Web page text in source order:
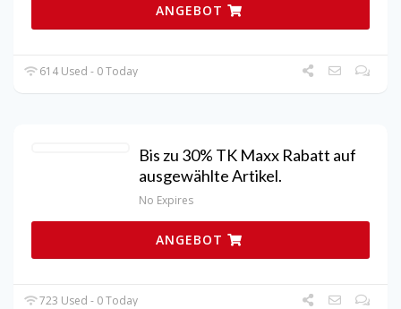
ANGEBOT
614 Used - 0 Today
Bis zu 30% TK Maxx Rabatt auf
ausgewählte Artikel.
No Expires
ANGEBOT
723 Used - 0 Today